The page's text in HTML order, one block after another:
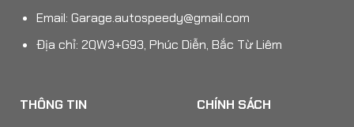
Email: Garage.autospeedy@gmail.com
Địa chỉ: 2QW3+G93, Phúc Diễn, Bắc Từ Liêm
THÔNG TIN CHÍNH SÁCH